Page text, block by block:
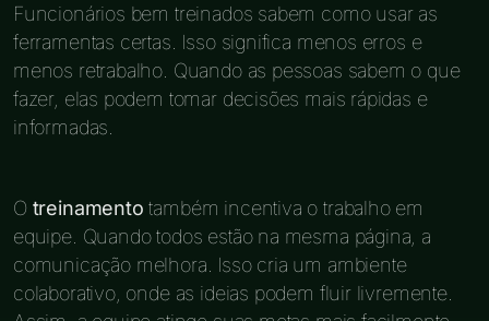
Funcionários bem treinados sabem como usar as
ferramentas certas. Isso significa menos erros e
menos retrabalho. Quando as pessoas sabem o que
fazer, elas podem tomar decisões mais rápidas e
informadas.
O treinamento também incentiva o trabalho em
equipe. Quando todos estão na mesma página, a
comunicação melhora. Isso cria um ambiente
colaborativo, onde as ideias podem fluir livremente.